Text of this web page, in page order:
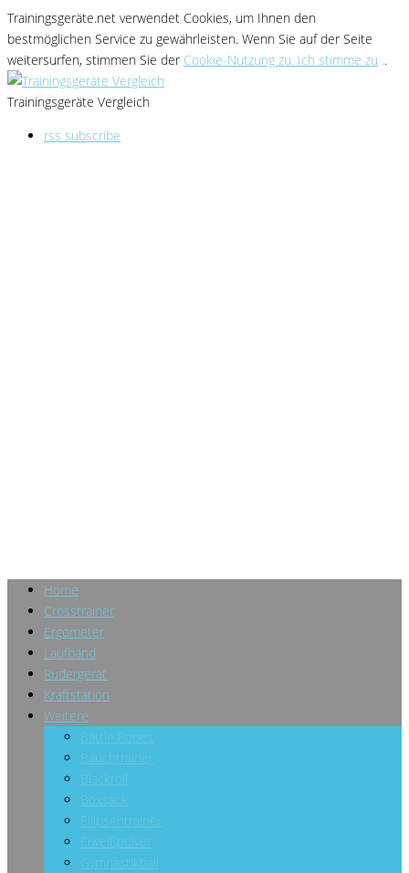
Trainingsgeräte.net verwendet Cookies, um Ihnen den
bestmöglichen Service zu gewährleisten. Wenn Sie auf der Seite
weitersurfen, stimmen Sie der Cookie-Nutzung zu. Ich stimme zu ..
Trainingsgeräte Vergleich
rss subscribe
Home
Crosstrainer
Ergometer
Laufband
Rudergerät
Kraftstation
Weitere
Battle Ropes
Bauchtrainer
Blackroll
Boxsack
Ellipsentrainer
Eiweißpulver
Gymnastikball